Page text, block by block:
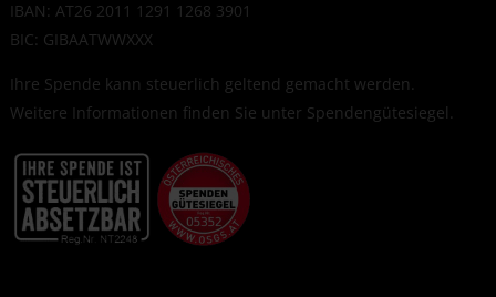
IBAN: AT26 2011 1291 1268 3901
BIC: GIBAATWWXXX
Ihre Spende kann steuerlich geltend gemacht werden.
Weitere Informationen finden Sie unter Spendengütesiegel.